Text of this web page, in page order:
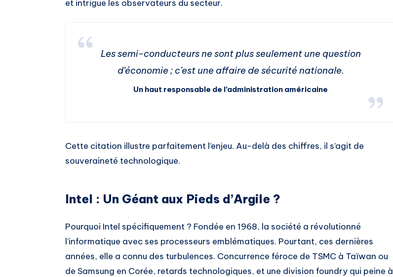
et intrigue les observateurs du secteur.
Les semi-conducteurs ne sont plus seulement une question
d’économie ; c’est une affaire de sécurité nationale.
Un haut responsable de l’administration américaine
Cette citation illustre parfaitement l’enjeu. Au-delà des chiffres, il s’agit de
souveraineté technologique.
Intel : Un Géant aux Pieds d’Argile ?
Pourquoi Intel spécifiquement ? Fondée en 1968, la société a révolutionné
l’informatique avec ses processeurs emblématiques. Pourtant, ces dernières
années, elle a connu des turbulences. Concurrence féroce de TSMC à Taïwan ou
de Samsung en Corée, retards technologiques, et une division foundry qui peine à